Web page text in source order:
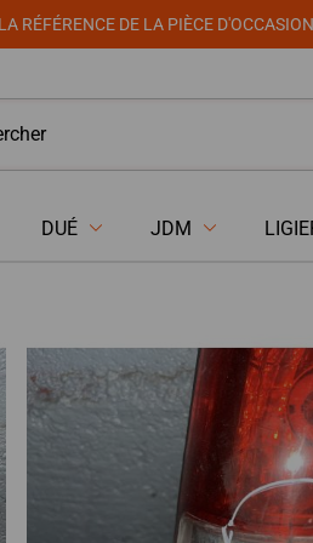
LA RÉFÉRENCE DE LA PIÈCE
DUÉ JDM